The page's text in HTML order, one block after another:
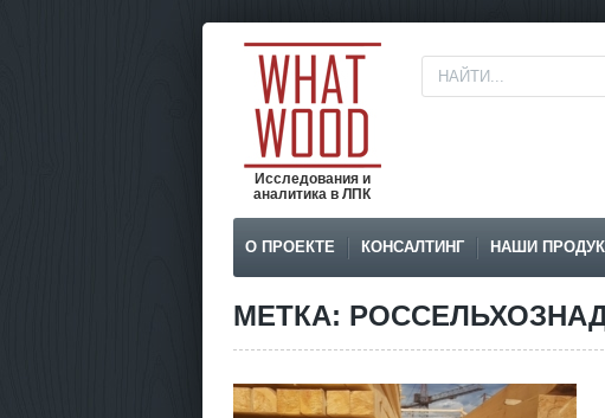
Исследования и
аналитика в ЛПК
О ПРОЕКТЕ КОНСАЛТИНГ НАШИ
МЕТКА: